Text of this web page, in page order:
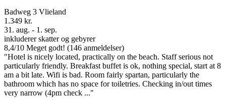
Badweg 3 Vlieland
1.349 kr.
31. aug. - 1. sep.
inkluderer skatter og gebyrer
8,4/10 Meget godt! (146 anmeldelser)
"Hotel is nicely located, practically on the beach. Staff serious not
particularly friendly. Breakfast buffet is ok, nothing special, start at 8
am a bit late. Wifi is bad. Room fairly spartan, particularly the
bathroom which has no space for toiletries. Checking in/out times
very narrow (4pm check ..."